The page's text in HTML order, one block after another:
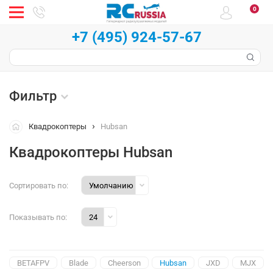
0
+7 (495) 924-57-67
Фильтр
Квадрокоптеры Hubsan
Квадрокоптеры Hubsan
Сортировать по:
Показывать по:
BETAFPV Blade Cheerson Hubsan JXD
MJX